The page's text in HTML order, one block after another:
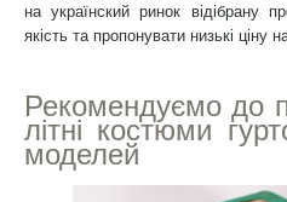
на українский ринок відібрану
якість та пропонувати низькі ціну
Рекомендуємо до
літні костюми
моделей